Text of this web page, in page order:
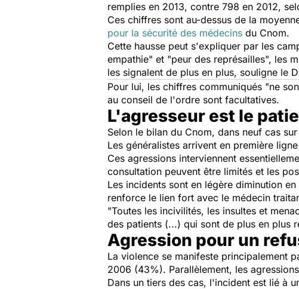
remplies en 2013, contre 798 en 2012,
Ces chiffres sont au-dessus de la
pour la sécurité des médecins du Cnom.
Cette hausse peut s'expliquer par les
empathie" et "peur des représailles", les
les signalent de plus en plus, souligne le
Pour lui, les chiffres communiqués "ne
au conseil de l'ordre sont facultatives.
L'agresseur est le
Selon le bilan du Cnom, dans neuf cas
Les généralistes arrivent en première
Ces agressions interviennent
consultation peuvent être limités et les
Les incidents sont en légère diminution
renforce le lien fort avec le médecin
"Toutes les incivilités, les insultes et
des patients (...) qui sont de plus en plus
Agression pour un
La violence se manifeste principalement
2006 (43%). Parallèlement, les
Dans un tiers des cas, l'incident est lié à